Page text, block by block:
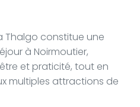
Thalgo constitue une
à Noirmoutier,
et praticité, tout en
multiples attractions de